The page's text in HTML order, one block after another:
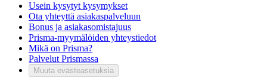
Usein kysytyt kysymykset
Ota yhteyttä asiakaspalveluun
Bonus ja asiakasomistajuus
Prisma-myymälöiden yhteystiedot
Mikä on Prisma?
Palvelut Prismassa
Muuta evästeasetuksia